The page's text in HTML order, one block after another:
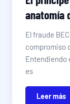
anatomía
El fraude
compromiso
Entendiendo
es
Leer más